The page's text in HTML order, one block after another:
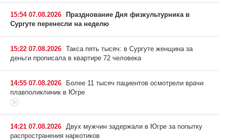
15:54 07.08.2026 Празднование Дня физкультурника в
Сургуте перенесли на неделю
15:22 07.08.2026 Такса пять тысяч: в Сургуте женщина за
деньги прописала в квартире 72 человека
14:55 07.08.2026
Более 11 тысяч пациентов осмотрели врачи
плавполиклиник в Югре
14:21 07.08.2026
Двух мужчин задержали в Югре за попытку
распространения наркотиков